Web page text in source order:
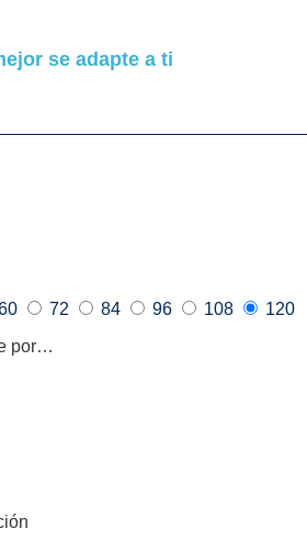
se adapte a ti
72 84 96 108
120
por…